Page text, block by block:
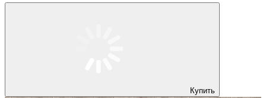
Купить